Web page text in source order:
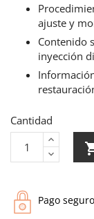
ajuste y
Contenido
inyección
Cantidad
Pago seguro